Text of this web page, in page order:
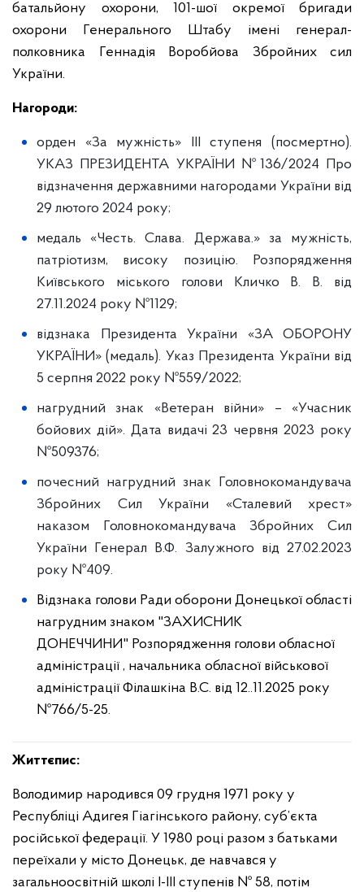
батальйону охорони, 101-шої окремої бригади
охорони Генерального Штабу імені генерал-
полковника Геннадія Воробйова Збройних сил
України.
Нагороди:
орден «За мужність» ІІІ ступеня (посмертно).
УКАЗ ПРЕЗИДЕНТА УКРАЇНИ №136/2024 Про
відзначення державними нагородами України від
29 лютого 2024 року;
медаль «Честь. Слава. Держава.» за мужність,
патріотизм, високу позицію. Розпорядження
Київського міського голови Кличко В. В. від
27.11.2024 року №1129;
відзнака Президента України «ЗА ОБОРОНУ
УКРАЇНИ» (медаль). Указ Президента України від
5 серпня 2022 року №559/2022;
нагрудний знак «Ветеран війни» – «Учасник
бойових дій». Дата видачі 23 червня 2023 року
№509376;
почесний нагрудний знак Головнокомандувача
Збройних Сил України «Сталевий хрест»
наказом Головнокомандувача Збройних Сил
України Генерал В.Ф. Залужного від 27.02.2023
року №409.
Відзнака голови Ради оборони Донецької області
нагрудним знаком "ЗАХИСНИК
ДОНЕЧЧИНИ" Розпорядження голови обласної
адміністрації , начальника обласної військової
адміністрації Філашкіна В.С. від 12..11.2025 року
№766/5-25.
Життєпис:
Володимир народився 09 грудня 1971 року у
Республіці Адигея Гіагінського району, суб’єкта
російської федерації. У 1980 році разом з батьками
переїхали у місто Донецьк, де навчався у
загальноосвітній школі І-ІІІ ступенів № 58, потім